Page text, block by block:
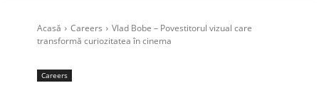
Acasă Careers
Vlad Bobe – Povestitorul vizual care
transformă curiozitatea în cinema
Careers